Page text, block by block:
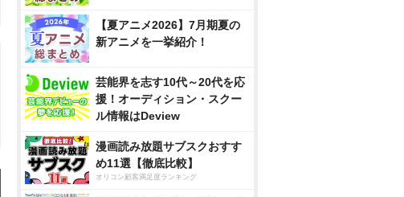
【夏アニメ2026】7月期夏の
新アニメを一挙紹介！
芸能界を志す10代～20代を応
援！オーディション・スクー
ル情報はDeview
漫画読み放題サブスクおすす
め11選【徹底比較】
オリコン顧客満足度ランキング